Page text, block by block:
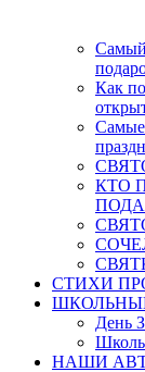
Как
КТО
СТИХИ
День
НАШИ